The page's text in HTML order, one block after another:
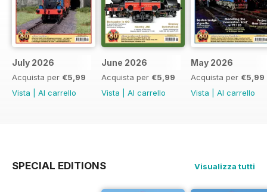
July 2026
Acquista per €5,99
Vista
Al carrello
June 2026
Acquista per €5,99
Vista
Al carrello
May 2026
Acquista per €5,99
Vista
Al carrello
SPECIAL EDITIONS Visualizza tutti